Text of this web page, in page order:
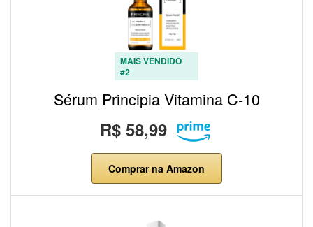
MAIS VENDIDO
#2
Sérum Principia Vitamina C-10
R$ 58,99
Comprar na Amazon